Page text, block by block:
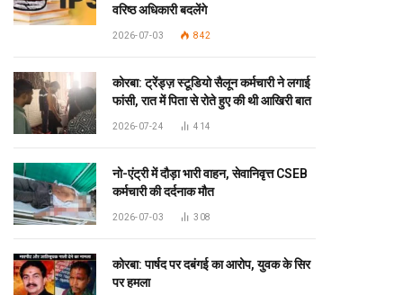
वरिष्ठ अधिकारी बदलेंगे
2026-07-03 842
कोरबा: ट्रेंड्ज़ स्टूडियो सैलून कर्मचारी ने लगाई
फांसी, रात में पिता से रोते हुए की थी आखिरी बात
2026-07-24 414
नो-एंट्री में दौड़ा भारी वाहन, सेवानिवृत्त CSEB
कर्मचारी की दर्दनाक मौत
2026-07-03 308
कोरबा: पार्षद पर दबंगई का आरोप, युवक के सिर
पर हमला